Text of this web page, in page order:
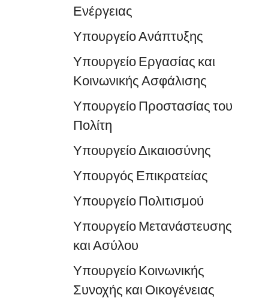
Ενέργειας
Υπουργείο Ανάπτυξης
Υπουργείο Εργασίας και
Κοινωνικής Ασφάλισης
Υπουργείο Προστασίας του
Πολίτη
Υπουργείο Δικαιοσύνης
Υπουργός Επικρατείας
Υπουργείο Πολιτισμού
Υπουργείο Μετανάστευσης
και Ασύλου
Υπουργείο Κοινωνικής
Συνοχής και Οικογένειας